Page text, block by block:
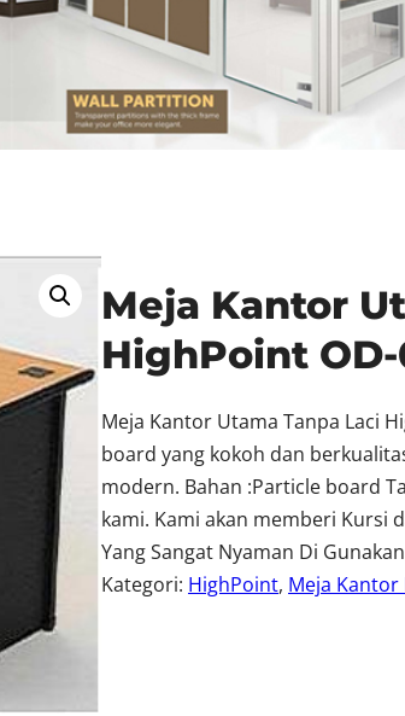
Meja Kantor
HighPoint OD-
Meja Kantor Utama Tanpa Laci
board yang kokoh dan
modern. Bahan :Particle board
kami. Kami akan memberi Kursi
Yang Sangat Nyaman Di
Kategori: HighPoint, Meja Kantor